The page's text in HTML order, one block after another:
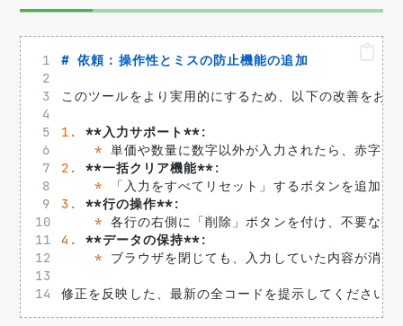
# 依頼：操作性とミスの防止機能の追加
このツールをより実用的にするため、以下の改善をお
1. **入力サポート**:
* 単価や数量に数字以外が入力されたら、赤字
2.
**一括クリア機能**:
* 「入力をすべてリセット」するボタンを追加し
3.
**行の操作**:
* 各行の右側に「削除」ボタンを付け、不要な行
4.
**データの保持**:
* ブラウザを閉じても、入力していた内容が消
修正を反映した、最新の全コードを提示してください。